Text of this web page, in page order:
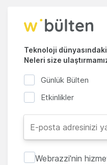
Teknoloji
Neleri size
Günlük Bülten
Etkinlikler
Webrazzi'nin